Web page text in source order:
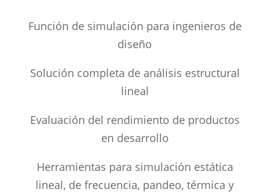
Función de simulación para ingenieros de
diseño
Solución completa de análisis estructural
lineal
Evaluación del rendimiento de productos
en desarrollo
Herramientas para simulación estática
lineal, de frecuencia, pandeo, térmica y